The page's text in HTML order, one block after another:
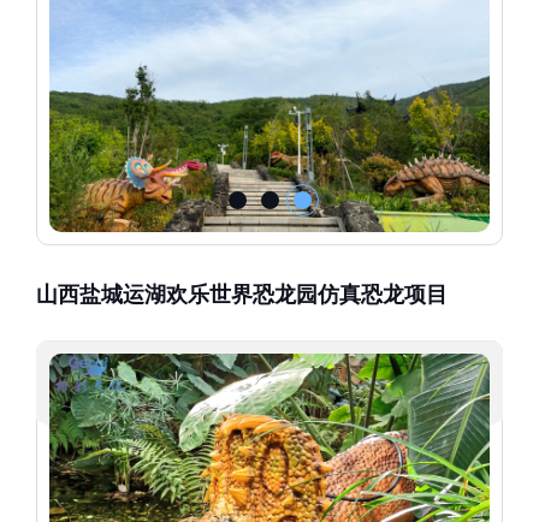
山西盐城运湖欢乐世界恐龙园仿真恐龙项目